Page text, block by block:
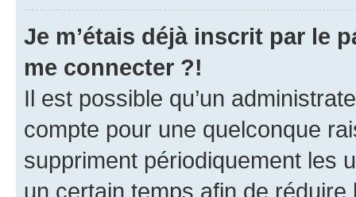
Je m’étais déjà inscrit par le
me connecter ?!
Il est possible qu’un
compte pour une quelconque
suppriment périodiquement les
un certain temps afin de